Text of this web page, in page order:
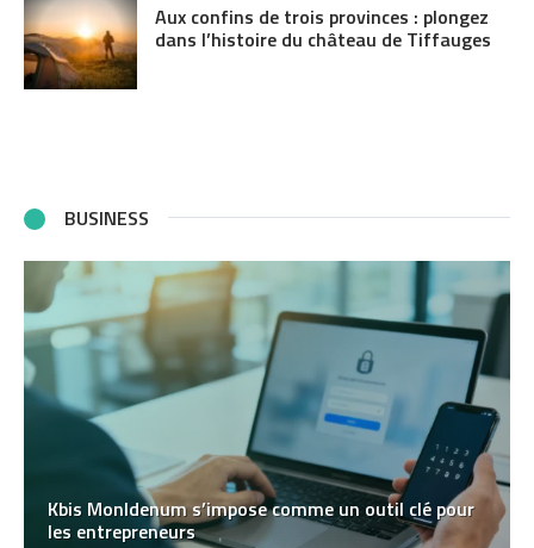
Aux confins de trois provinces : plongez
dans l’histoire du château de Tiffauges
BUSINESS
Kbis MonIdenum s’impose comme un outil clé pour
les entrepreneurs